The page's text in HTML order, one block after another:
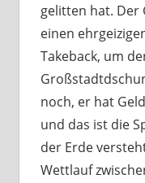
gelitten hat. Der
einen
Takeback, um
noch, er hat
und das ist die
der Erde
Wettlauf